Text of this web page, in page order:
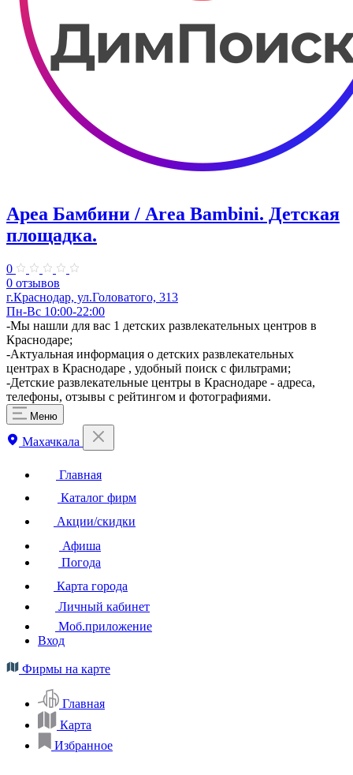
Ареа Бамбини / Area Bambini. ​Детская
площадка.
0
0 отзывов
г.Краснодар, ул.Головатого, 313
Пн-Вс 10:00-22:00
-Мы нашли для вас 1 детских развлекательных центров в
Краснодаре;
-Актуальная информация о детских развлекательных
центрах в Краснодаре , удобный поиск с фильтрами;
-Детские развлекательные центры в Краснодаре - адреса,
телефоны, отзывы с рейтингом и фотографиями.
Меню
Махачкала
Главная
Каталог фирм
Акции/скидки
Афиша
Погода
Карта города
Личный кабинет
Моб.приложение
Вход
Фирмы на карте
Главная
Карта
Избранное